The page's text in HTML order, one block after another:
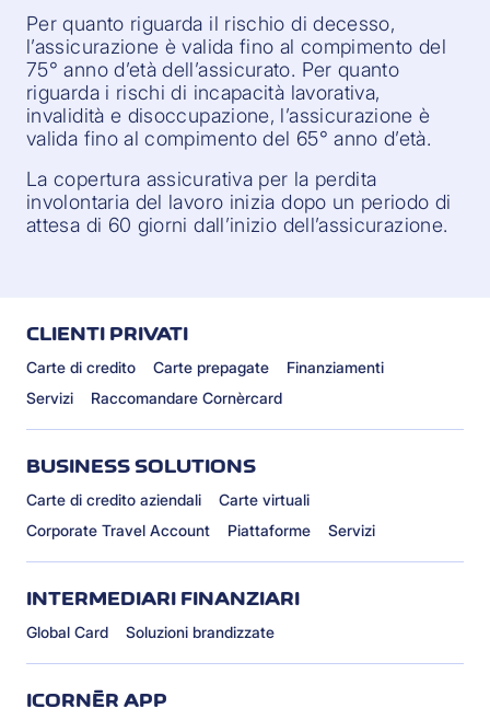
Per quanto riguarda il rischio di decesso,
l’assicurazione è valida fino al compimento del
75° anno d’età dell’assicurato. Per quanto
riguarda i rischi di incapacità lavorativa,
invalidità e disoccupazione, l’assicurazione è
valida fino al compimento del 65° anno d’età.
La copertura assicurativa per la perdita
involontaria del lavoro inizia dopo un periodo di
attesa di 60 giorni dall’inizio dell’assicurazione.
CLIENTI PRIVATI
Carte di credito Carte prepagate
Finanziamenti
Servizi
Raccomandare Cornèrcard
BUSINESS SOLUTIONS
Carte di credito aziendali
Carte virtuali
Corporate Travel Account
Piattaforme Servizi
INTERMEDIARI FINANZIARI
Global Card Soluzioni brandizzate
ICORNÈR APP